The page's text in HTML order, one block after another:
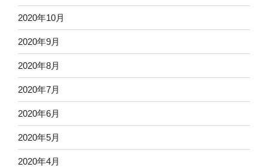
2020年10月
2020年9月
2020年8月
2020年7月
2020年6月
2020年5月
2020年4月